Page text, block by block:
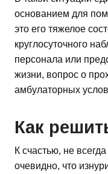
основанием для
это его тяжелое
круглосуточного
персонала или
жизни, вопрос о
амбулаторных
Как
К счастью, не
очевидно, что